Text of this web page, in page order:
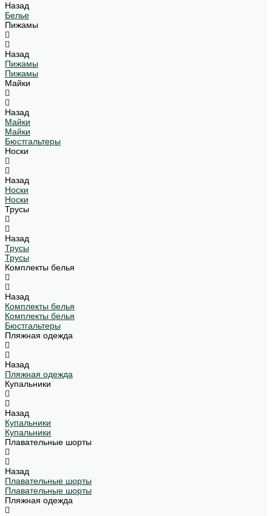
Назад
Белье
Пижамы
Назад
Пижамы
Пижамы
Майки
Назад
Майки
Майки
Бюстгальтеры
Носки
Назад
Носки
Носки
Трусы
Назад
Трусы
Трусы
Комплекты белья
Назад
Комплекты белья
Комплекты белья
Бюстгальтеры
Пляжная одежда
Назад
Пляжная одежда
Купальники
Назад
Купальники
Купальники
Плавательные шорты
Назад
Плавательные шорты
Плавательные шорты
Пляжная одежда